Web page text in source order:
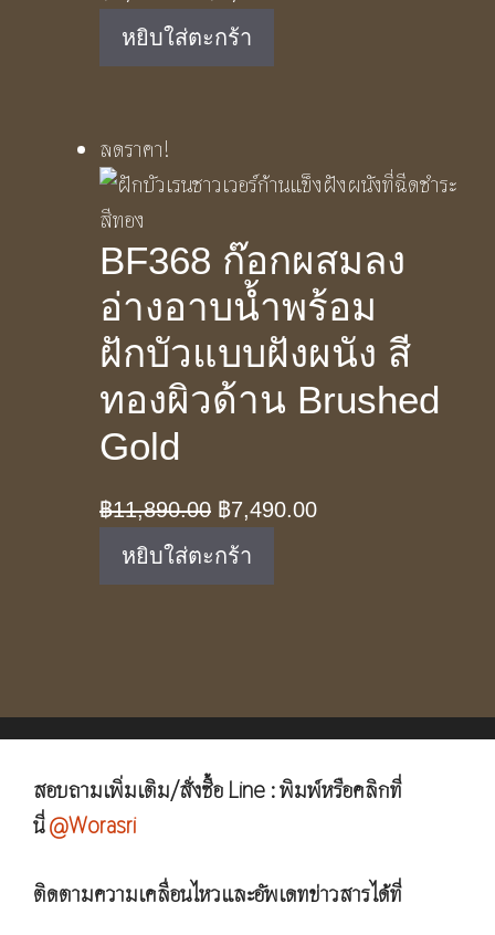
price
was:
หยิบใส่ตะกร้า
ลดราคา!
BF368 ก๊อกผสมลง
อ่างอาบน้ำพร้อม
ฝักบัวแบบฝังผนัง สี
ทองผิวด้าน Brushed
Gold
฿11,890.00 Original
price
was:
฿7,490.00Current
หยิบใส่ตะกร้า
สอบถามเพิ่มเติม/สั่งซื้อ Line : พิมพ์หรือคลิกที่
นี่@Worasri
ติดตามความเคลื่อนไหวและอัพเดทข่าวสารได้ที่